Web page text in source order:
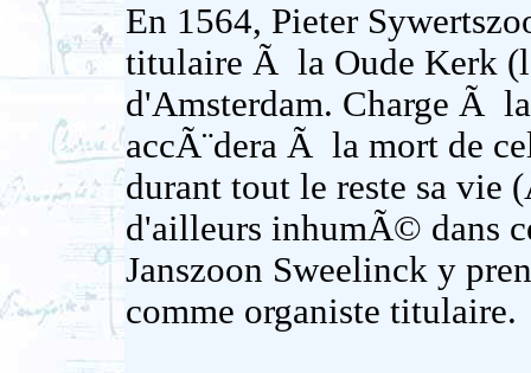
En 1564, Pieter
titulaire Ã la Oude Kerk
d'Amsterdam. Charge Ã
accÃ¨dera Ã la mort de
durant tout le reste sa vie
d'ailleurs inhumÃ© dans
Janszoon Sweelinck y
comme organiste titulaire.